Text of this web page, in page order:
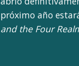
próximo año
and the Four